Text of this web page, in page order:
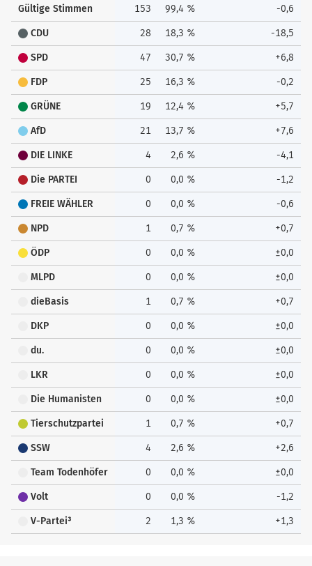
Gültige Stimmen 153 99,4 % -0,6
CDU 28 18,3 % -18,5
SPD 47 30,7 % +6,8
FDP 25 16,3 % -0,2
GRÜNE 19 12,4 % +5,7
AfD 21 13,7 % +7,6
DIE LINKE 4 2,6 % -4,1
Die PARTEI 0 0,0 % -1,2
FREIE WÄHLER 0 0,0 % -0,6
NPD 1 0,7 % +0,7
ÖDP 0 0,0 % ±0,0
MLPD 0 0,0 % ±0,0
dieBasis 1 0,7 % +0,7
DKP 0 0,0 % ±0,0
du. 0 0,0 % ±0,0
LKR 0 0,0 % ±0,0
Die Humanisten 0 0,0 % ±0,0
Tierschutzpartei 1 0,7 % +0,7
SSW 4 2,6 % +2,6
Team Todenhöfer 0 0,0 % ±0,0
Volt 0 0,0 % -1,2
V-Partei³ 2 1,3 % +1,3